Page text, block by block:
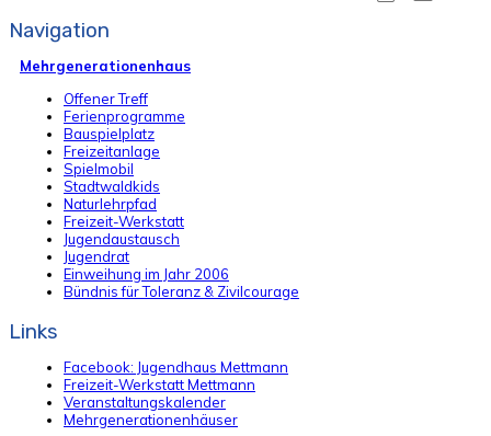
Navigation
Mehrgenerationenhaus
Offener Treff
Ferienprogramme
Bauspielplatz
Freizeitanlage
Spielmobil
Stadtwaldkids
Naturlehrpfad
Freizeit-Werkstatt
Jugendaustausch
Jugendrat
Einweihung im Jahr 2006
Bündnis für Toleranz & Zivilcourage
Links
Facebook: Jugendhaus Mettmann
Freizeit-Werkstatt Mettmann
Veranstaltungskalender
Mehrgenerationenhäuser